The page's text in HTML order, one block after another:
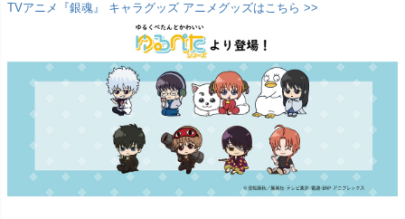
TVアニメ『銀魂』 キャラグッズ アニメグッズはこちら >>